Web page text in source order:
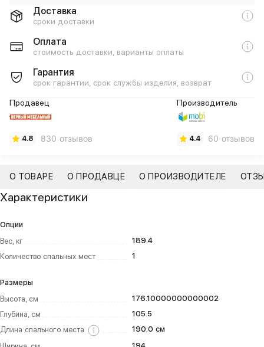
Доставка
сроки доставки
Оплата
стоимость доставки, варианты оплаты
Гарантия
срок гарантии, срок службы изделия, возврат
Продавец
4.8 830 отзывов
Производитель
4.4 60 отзывов
О ТОВАРЕ О ПРОДАВЦЕ О ПРОИЗВОДИТЕЛЕ
Характеристики
Опции
Вес, кг
189.4
Количество спальных мест
1
Размеры
Высота, см
176.10000000000002
Глубина, см
105.5
Длина спального места
190.0 см